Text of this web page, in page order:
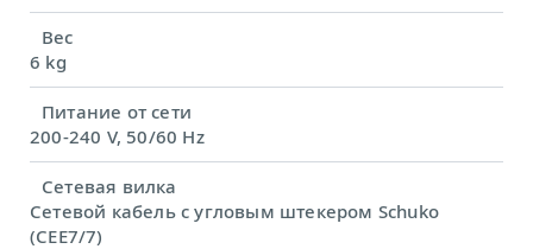
Вес
6 kg
Питание от сети
200-240 V, 50/60 Hz
Сетевая вилка
Сетевой кабель с угловым штекером Schuko
(CEE7/7)